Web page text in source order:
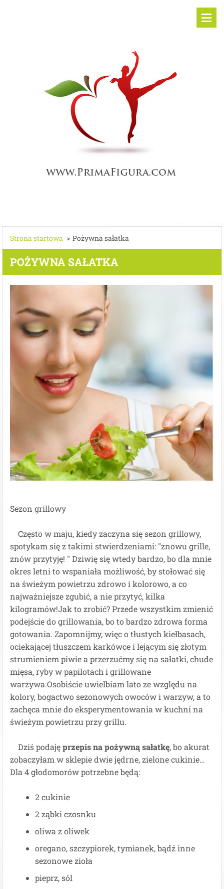
Strona startowa > Pożywna sałatka
POŻYWNA SAŁATKA
Sezon grillowy
Często w maju, kiedy zaczyna się sezon grillowy,
spotykam się z takimi stwierdzeniami: "znowu grille,
znów przytyję! " Dziwię się wtedy bardzo, bo dla mnie
okres letni to wspaniała możliwość, by stołować się
na świeżym powietrzu zdrowo i kolorowo, a co
najważniejsze zgubić, a nie przytyć, kilka
kilogramów!Jak to zrobić? Przede wszystkim zmienić
podejście do grillowania, bo to bardzo zdrowa forma
gotowania. Zapomnijmy, więc o tłustych kiełbasach,
ociekającej tłuszczem karkówce i lejącym się złotym
strumieniem piwie a przerzućmy się na sałatki, chude
mięsa, ryby w papilotach i grillowane
warzywa.Osobiście uwielbiam lato ze względu na
kolory, bogactwo sezonowych owoców i warzyw, a to
zachęca mnie do eksperymentowania w kuchni na
świeżym powietrzu przy grillu.
Dziś podajęprzepis na pożywną sałatkę, bo akurat
zobaczyłam w sklepie dwie jędrne, zielone cukinie…
Dla 4 głodomorów potrzebne będą:
2 cukinie
2 ząbki czosnku
oliwa z oliwek
oregano, szczypiorek, tymianek, bądź inne
sezonowe zioła
pieprz, sól